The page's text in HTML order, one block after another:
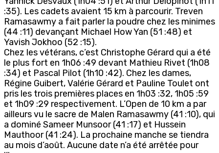
:35). Les cadets avaient 15 km à parcourir. Treven
Ramasawmy a fait parler la poudre chez les minimes
(44 :11) devançant Michael How Yan (51 :48) et
Yavish Jokhoo (52 :15).
Chez les vétérans, c’est Christophe Gérard qui a été
le plus fort en 1h06 :49 devant Mathieu Rivet (1h08
:34) et Pascal Pilot (1h10 :42). Chez les dames,
Régine Guibert, Valérie Gérard et Pauline Toulet ont
pris les trois premières places en 1h03 :32, 1h05 :59
et 1h09 :29 respectivement. L’Open de 10 km a par
ailleurs vu le sacre de Malen Ramasawmy (41 :10), qui
a dominé Sameer Munsoor (41 :17) et Hussein
Mauthoor (41 :24). La prochaine manche se tiendra
au mois d’août. Aucune date n’a été arrêtée pour